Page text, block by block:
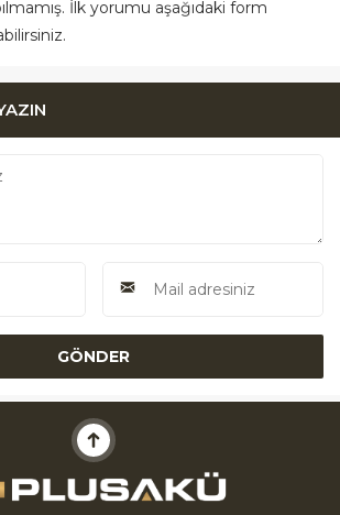
İlk yorumu aşağıdaki form